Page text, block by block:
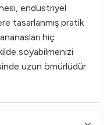
endüstriyel
tasarlanmış pratik
hiç
soyabilmenizi
uzun ömürlüdür